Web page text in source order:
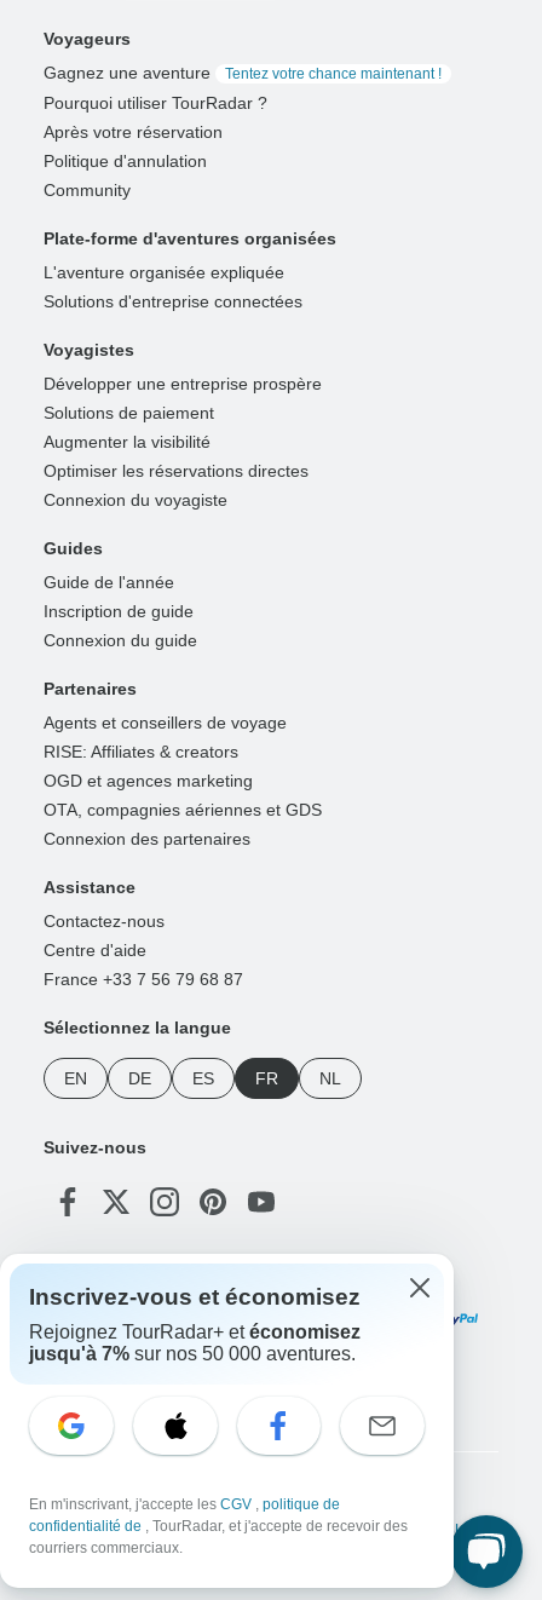
Voyageurs
Gagnez une aventure
Tentez votre chance maintenant !
Pourquoi utiliser TourRadar ?
Après votre réservation
Politique d'annulation
Community
Plate-forme d'aventures organisées
L'aventure organisée expliquée
Solutions d'entreprise connectées
Voyagistes
Développer une entreprise prospère
Solutions de paiement
Augmenter la visibilité
Optimiser les réservations directes
Connexion du voyagiste
Guides
Guide de l'année
Inscription de guide
Connexion du guide
Partenaires
Agents et conseillers de voyage
RISE: Affiliates & creators
OGD et agences marketing
OTA, compagnies aériennes et GDS
Connexion des partenaires
Assistance
Contactez-nous
Centre d'aide
France +33 7 56 79 68 87
Sélectionnez la langue
EN DE ES FR NL
Suivez-nous
Mentions légales
Politique de confidentialité
Cookies
Conditions générales d'utilisation
Inscrivez-vous et économisez
Rejoignez TourRadar+ etéconomisez
jusqu'à 7% sur nos 50 000 aventures.
En m'inscrivant, j'accepte les CGV , politique de
confidentialité de , TourRadar, et j'accepte de recevoir des
courriers commerciaux.